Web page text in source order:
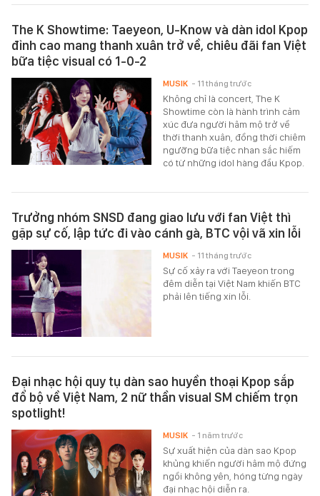
The K Showtime: Taeyeon, U-Know và dàn idol Kpop
đỉnh cao mang thanh xuân trở về, chiêu đãi fan Việt
bữa tiệc visual có 1-0-2
Không chỉ là concert, The K
Showtime còn là hành trình cảm
xúc đưa người hâm mộ trở về
thời thanh xuân, đồng thời chiêm
ngưỡng bữa tiệc nhan sắc hiếm
có từ những idol hàng đầu Kpop.
MUSIK - 11 tháng trước
Trưởng nhóm SNSD đang giao lưu với fan Việt thì
gặp sự cố, lập tức đi vào cánh gà, BTC vội vã xin lỗi
Sự cố xảy ra với Taeyeon trong
đêm diễn tại Việt Nam khiến BTC
phải lên tiếng xin lỗi.
MUSIK - 11 tháng trước
Đại nhạc hội quy tụ dàn sao huyền thoại Kpop sắp
đổ bộ về Việt Nam, 2 nữ thần visual SM chiếm trọn
spotlight!
Sự xuất hiện của dàn sao Kpop
khủng khiến người hâm mộ đứng
ngồi không yên, hóng từng ngày
đại nhạc hội diễn ra.
MUSIK - 1 năm trước